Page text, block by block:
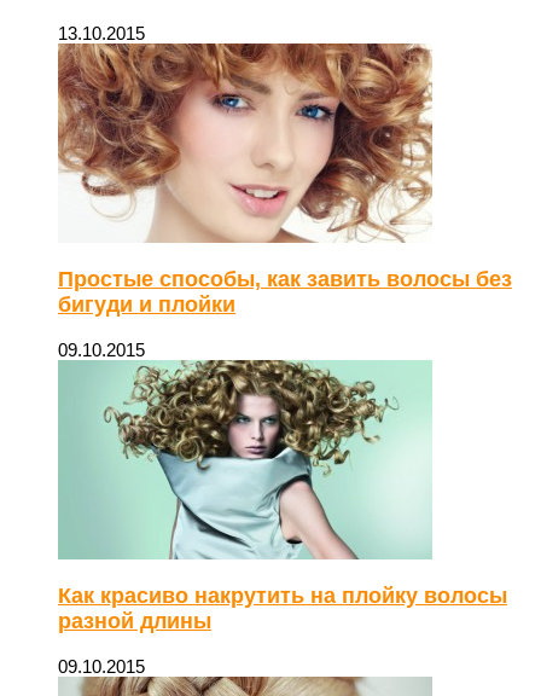
13.10.2015
Простые способы, как завить волосы без
бигуди и плойки
09.10.2015
Как красиво накрутить на плойку волосы
разной длины
09.10.2015